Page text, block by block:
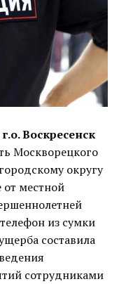
Воскресенск
Москворецкого
округу
от местной
из сумки
составила
сотрудниками